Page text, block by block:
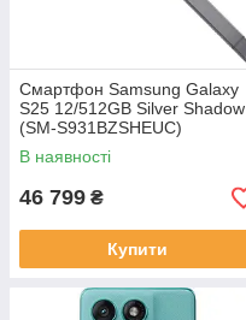
Смартфон Samsung Galaxy
S25 12/512GB Silver Shadow
(SM-S931BZSHEUC)
В наявності
46 799 ₴
Купити